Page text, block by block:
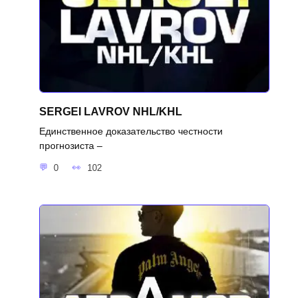
SERGEI LAVROV NHL/KHL
Единственное доказательство честности
прогнозиста –
0 102